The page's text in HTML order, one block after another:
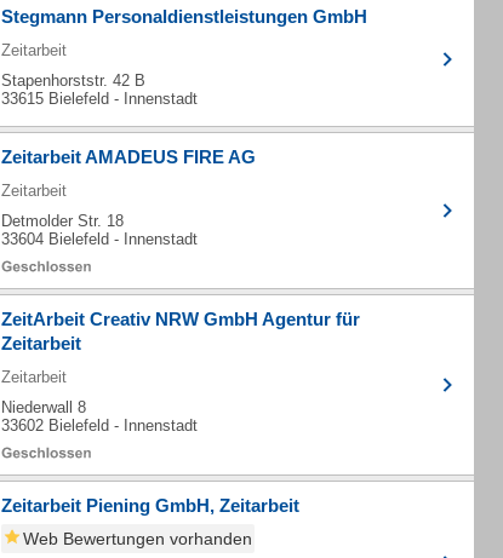
Stegmann Personaldienstleistungen GmbH
Zeitarbeit
Stapenhorststr. 42 B
33615 Bielefeld - Innenstadt
Zeitarbeit AMADEUS FIRE AG
Zeitarbeit
Detmolder Str. 18
33604 Bielefeld - Innenstadt
ZeitArbeit Creativ NRW GmbH Agentur für
Zeitarbeit
Zeitarbeit
Niederwall 8
33602 Bielefeld - Innenstadt
Zeitarbeit Piening GmbH, Zeitarbeit
Web Bewertungen vorhanden